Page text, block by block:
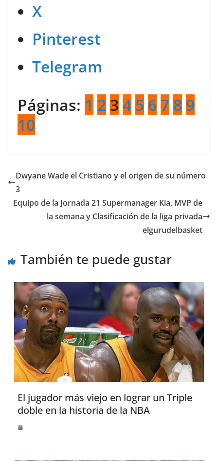
X
Pinterest
Telegram
Páginas: 1 2 3 4 5 6 7 8 9
10
Dwyane Wade el Cristiano y el origen de su número
3
Equipo de la Jornada 21 Supermanager Kia, MVP de
la semana y Clasificación de la liga privada
elgurudelbasket
También te puede gustar
El jugador más viejo en lograr un Triple
doble en la historia de la NBA